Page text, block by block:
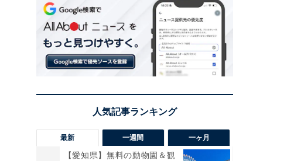
最新 一週間 一ヶ月
【愛知県】無料の動物園＆観